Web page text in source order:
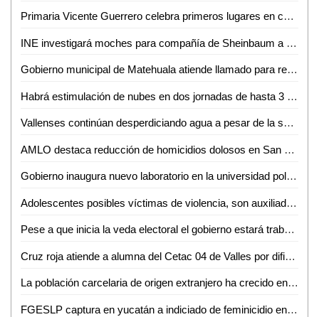
Primaria Vicente Guerrero celebra primeros lugares en concurso de Himno Nacional y Torneo de Fútbol
INE investigará moches para compañía de Sheinbaum a raíz de denuncia de Álvarez Máynez
Gobierno municipal de Matehuala atiende llamado para retirar basura acumulada en una vivienda
Habrá estimulación de nubes en dos jornadas de hasta 3 meses en la Huasteca Potosina
Vallenses continúan desperdiciando agua a pesar de la sequía en la región
AMLO destaca reducción de homicidios dolosos en San Luis Potosí
Gobierno inaugura nuevo laboratorio en la universidad politécnica
Adolescentes posibles víctimas de violencia, son auxiliadas por Guardia Civil estatal
Pese a que inicia la veda electoral el gobierno estará trabajando: Ricardo Gallardo
Cruz roja atiende a alumna del Cetac 04 de Valles por dificultades respiratorias
La población carcelaria de origen extranjero ha crecido en las cárceles de SLP
FGESLP captura en yucatán a indiciado de feminicidio en Rioverde